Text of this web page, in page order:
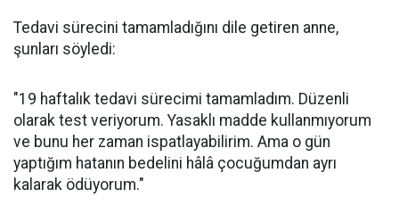
Tedavi sürecini tamamladığını dile getiren anne,
şunları söyledi:
"19 haftalık tedavi sürecimi tamamladım. Düzenli
olarak test veriyorum. Yasaklı madde kullanmıyorum
ve bunu her zaman ispatlayabilirim. Ama o gün
yaptığım hatanın bedelini hâlâ çocuğumdan ayrı
kalarak ödüyorum."